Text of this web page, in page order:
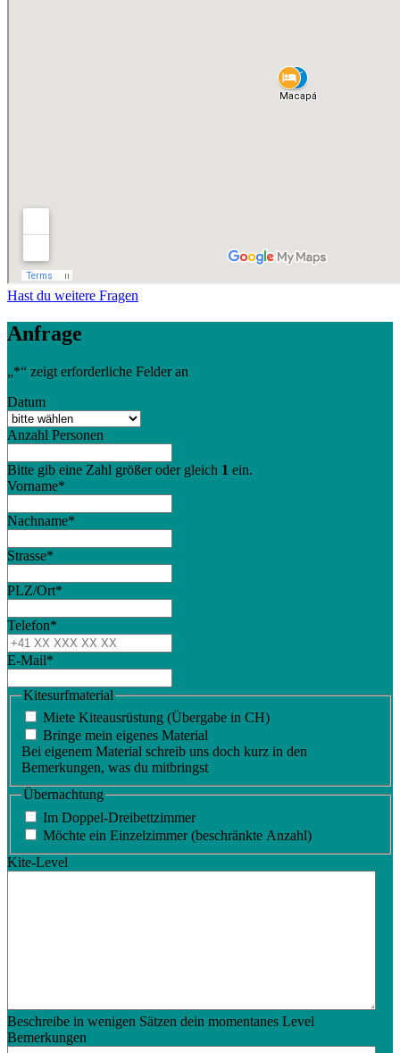
Hast du weitere Fragen
Anfrage
„*“ zeigt erforderliche Felder an
Datum
Anzahl Personen
Bitte gib eine Zahl größer oder gleich 1 ein.
Vorname*
Nachname*
Strasse*
PLZ/Ort*
Telefon*
E-Mail*
Kitesurfmaterial
Miete Kiteausrüstung (Übergabe in CH)
Bringe mein eigenes Material
Bei eigenem Material schreib uns doch kurz in den
Bemerkungen, was du mitbringst
Übernachtung
Im Doppel-Dreibettzimmer
Möchte ein Einzelzimmer (beschränkte Anzahl)
Kite-Level
Beschreibe in wenigen Sätzen dein momentanes Level
Bemerkungen